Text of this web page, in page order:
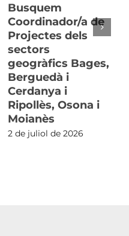
Busquem
Coordinador/a de
Projectes dels
sectors
geogràfics Bages,
Berguedà i
Cerdanya i
Ripollès, Osona i
Moianès
2 de juliol de 2026